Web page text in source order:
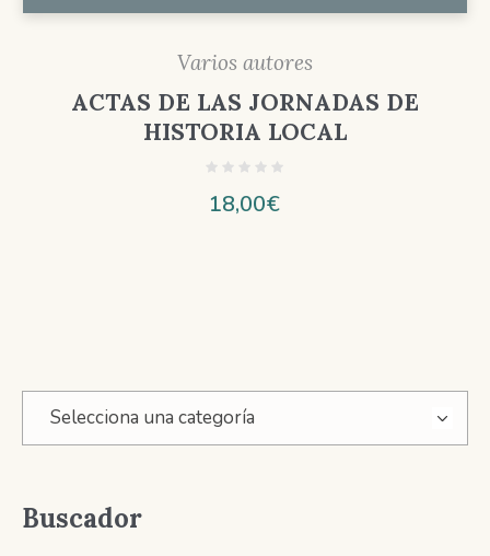
Varios autores
ACTAS DE LAS JORNADAS DE
HISTORIA LOCAL
18,00€
Selecciona una categoría
Buscador